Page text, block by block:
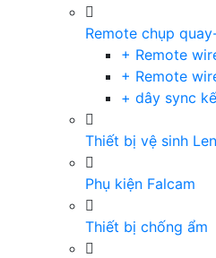
Remote chụp
+ Remote
+ Remote
+ dây sync
Thiết bị vệ sinh
Phụ kiện Falcam
Thiết bị chống ẩm